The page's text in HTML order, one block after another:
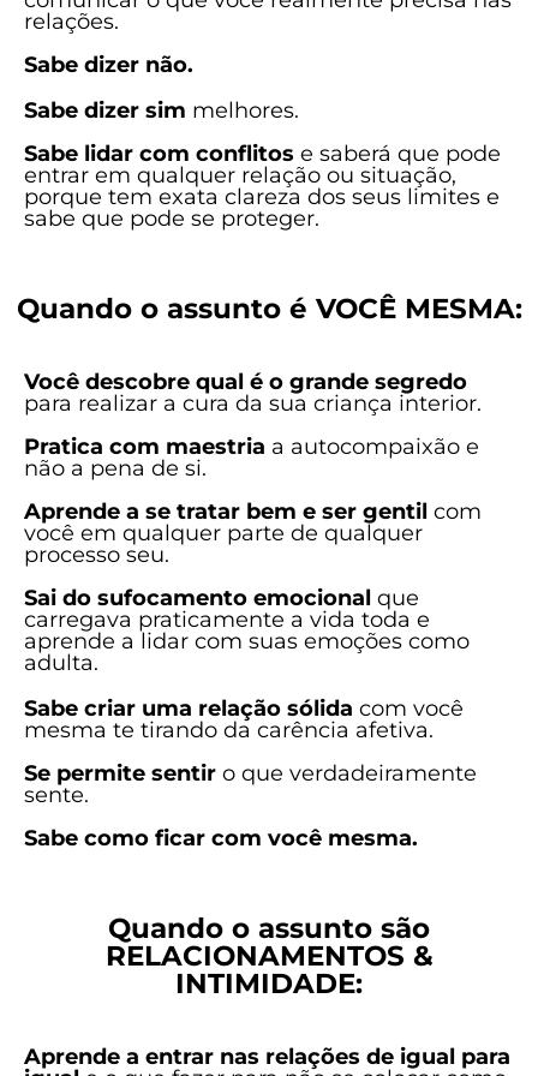
relações.
Sabe dizer não.
Sabe dizer sim melhores.
Sabe lidar com conflitos e saberá que pode
entrar em qualquer relação ou situação,
porque tem exata clareza dos seus limites e
sabe que pode se proteger.
Quando o assunto é VOCÊ MESMA:
Você descobre qual é o grande segredo
para realizar a cura da sua criança interior.
Pratica com maestria a autocompaixão e
não a pena de si.
Aprende a se tratar bem e ser gentil com
você em qualquer parte de qualquer
processo seu.
Sai do sufocamento emocional que
carregava praticamente a vida toda e
aprende a lidar com suas emoções como
adulta.
Sabe criar uma relação sólida com você
mesma te tirando da carência afetiva.
Se permite sentir o que verdadeiramente
sente.
Sabe como ficar com você mesma.
Quando o assunto são
RELACIONAMENTOS &
INTIMIDADE:
Aprende a entrar nas relações de igual para